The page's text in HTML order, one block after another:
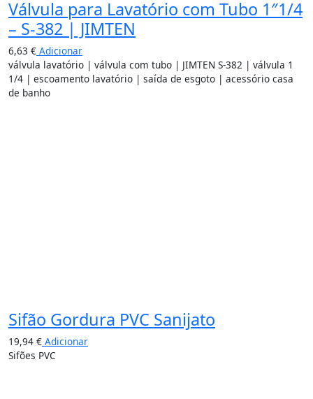
Válvula para Lavatório com Tubo 1″1/4
– S-382 | JIMTEN
6,63 € Adicionar
válvula lavatório | válvula com tubo | JIMTEN S-382 | válvula 1
1/4 | escoamento lavatório | saída de esgoto | acessório casa
de banho
Sifão Gordura PVC Sanijato
19,94 € Adicionar
Sifões PVC